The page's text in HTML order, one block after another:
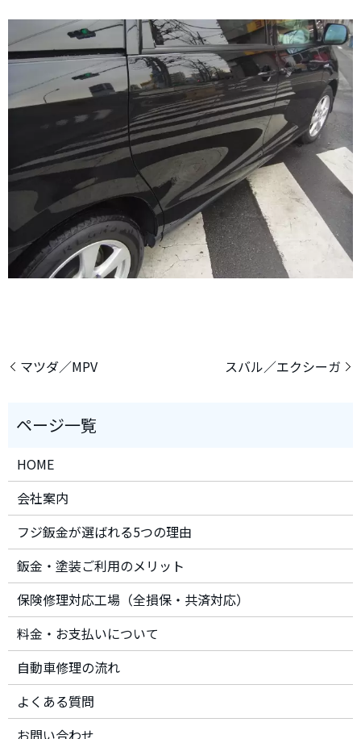
マツダ／MPV スバル／エクシーガ
HOME
会社案内
フジ鈑金が選ばれる5つの理由
鈑金・塗装ご利用のメリット
保険修理対応工場（全損保・共済対応）
料金・お支払いについて
自動車修理の流れ
よくある質問
お問い合わせ